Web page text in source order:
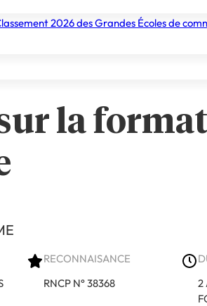
2026 des Grandes Écoles de
la
RECONNAISANCE
RNCP N° 38368
2